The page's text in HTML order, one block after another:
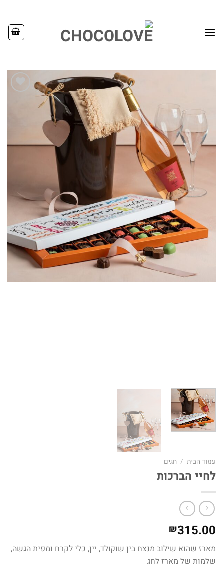
content
עמוד הבית / חגים
לחיי הברכות
₪315.00
מארז שהוא שילוב מנצח בין שוקולד, יין, כלי לקרח ומפית הגשה,
שלמות של מארז לחג